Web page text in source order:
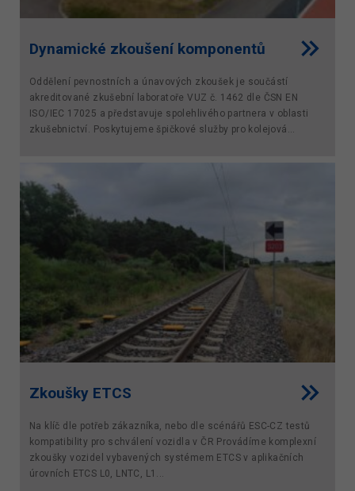
Dynamické zkoušení komponentů
Oddělení pevnostních a únavových zkoušek je součástí
akreditované zkušební laboratoře VUZ č. 1462 dle ČSN EN
ISO/IEC 17025 a představuje spolehlivého partnera v oblasti
zkušebnictví. Poskytujeme špičkové služby pro kolejová...
Zkoušky ETCS
Na klíč dle potřeb zákazníka, nebo dle scénářů ESC-CZ testů
kompatibility pro schválení vozidla v ČR Provádíme komplexní
zkoušky vozidel vybavených systémem ETCS v aplikačních
úrovních ETCS L0, LNTC, L1...